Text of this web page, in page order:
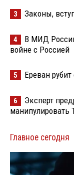
3 Законы,
4
В МИД
войне с Россией
5 Ереван
6
Эксперт
манипулировать
Главное сегодня